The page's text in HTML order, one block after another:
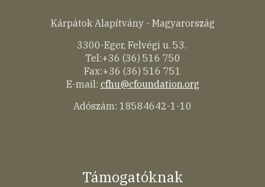
Kárpátok Alapítvány - Magyarország
3300-Eger, Felvégi u. 53.
Tel:+36 (36) 516 750
Fax:+36 (36) 516 751
E-mail: cfhu@cfoundation.org
Adószám: 18584642-1-10
Támogatóknak